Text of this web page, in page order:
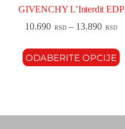
GIVENCHY L’Interdit EDP
10.690 RSD – 13.890 RSD
ODABERITE OPCIJE